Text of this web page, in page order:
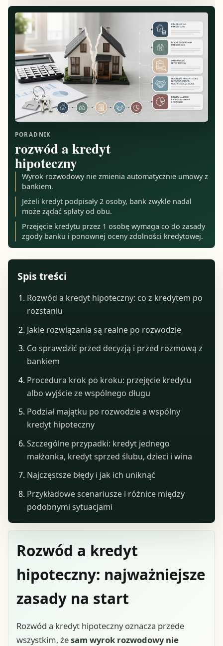
PORADNIK
rozwód a kredyt
hipoteczny
Wyrok rozwodowy nie zmienia automatycznie umowy z
bankiem.
Jeżeli kredyt podpisały 2 osoby, bank zwykle nadal
może żądać spłaty od obu.
Przejęcie kredytu przez 1 osobę wymaga co do zasady
zgody banku i ponownej oceny zdolności kredytowej.
Rozwód a kredyt
hipoteczny: najważniejsze
zasady na start
Rozwód a kredyt hipoteczny oznacza przede
wszystkim, żesam wyrok rozwodowy nie
Spis treści
Rozwód a kredyt hipoteczny: co z kredytem po
rozstaniu
Jakie rozwiązania są realne po rozwodzie
Co sprawdzić przed decyzją i przed rozmową z
bankiem
Procedura krok po kroku: przejęcie kredytu
albo wyjście ze wspólnego długu
Podział majątku po rozwodzie a wspólny
kredyt hipoteczny
Szczególne przypadki: kredyt jednego
małżonka, kredyt sprzed ślubu, dzieci i wina
Najczęstsze błędy i jak ich uniknąć
Przykładowe scenariusze i różnice między
podobnymi sytuacjami